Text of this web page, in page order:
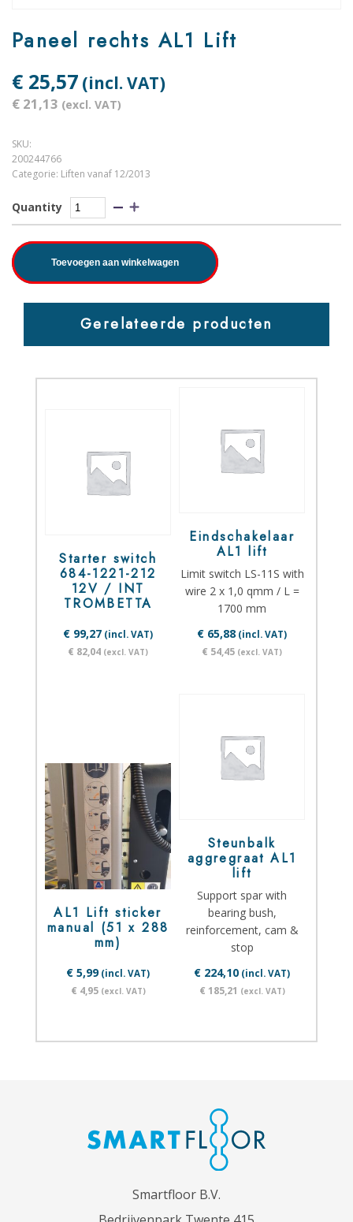
Paneel rechts AL1 Lift
€ 25,57 (incl. VAT)
€ 21,13 (excl. VAT)
SKU:
200244766
Categorie: Liften vanaf 12/2013
Quantity
Toevoegen aan winkelwagen
Gerelateerde producten
Starter switch
684-1221-212
12V / INT
TROMBETTA
€ 99,27 (incl. VAT)
€ 82,04 (excl. VAT)
Eindschakelaar
AL1 lift
Limit switch LS-11S with
wire 2 x 1,0 qmm / L =
1700 mm
€ 65,88 (incl. VAT)
€ 54,45 (excl. VAT)
AL1 Lift sticker
manual (51 x 288
mm)
€ 5,99(incl. VAT)
€ 4,95(excl. VAT)
Steunbalk
aggregraat AL1
lift
Support spar with
bearing bush,
reinforcement, cam &
stop
€ 224,10 (incl. VAT)
€ 185,21 (excl. VAT)
Smartfloor B.V.